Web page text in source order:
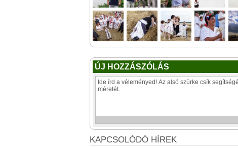
ÚJ HOZZÁSZÓLÁS
KAPCSOLÓDÓ HÍREK